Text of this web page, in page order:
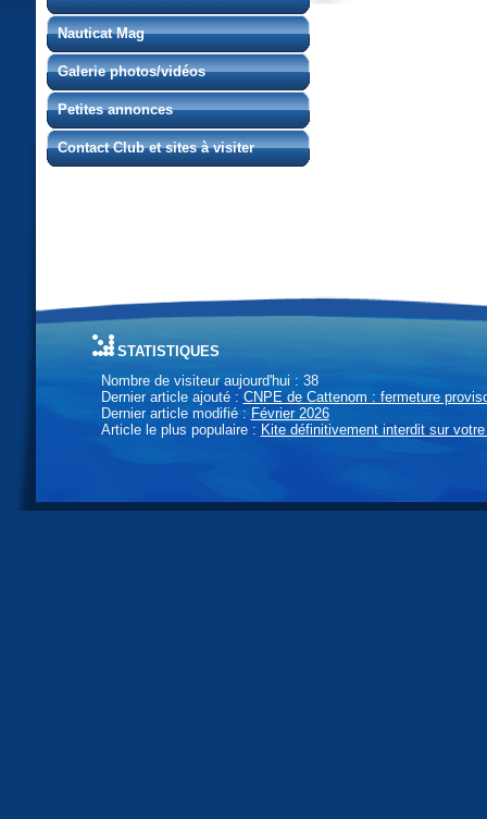
Nauticat Mag
Galerie photos/vidéos
Petites annonces
Contact Club et sites à visiter
statistiques
Nombre de visiteur aujourd'hui : 38
Dernier article ajouté : CNPE de Cattenom : fermeture
Dernier article modifié : Février 2026
Article le plus populaire : Kite définitivement interdit sur